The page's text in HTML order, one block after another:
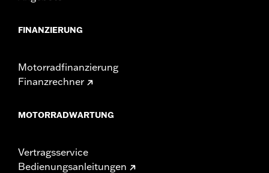
FINANZIERUNG
Motorradfinanzierung
Finanzrechner
MOTORRADWARTUNG
Vertragsservice
Bedienungsanleitungen